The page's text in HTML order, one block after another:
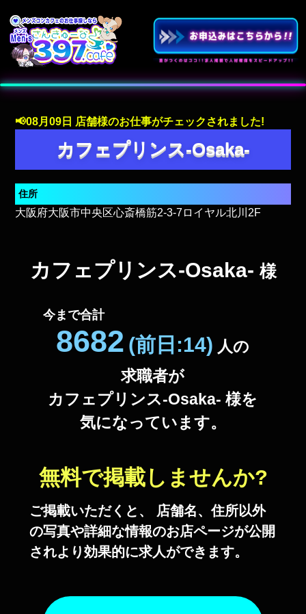
📢08月09日 店舗様のお仕事がチェックされました!
カフェプリンス-Osaka-
住所
大阪府大阪市中央区心斎橋筋2-3-7ロイヤル北川2F
カフェプリンス-Osaka- 様
今まで合計
8682 (前日:14) 人の
求職者が
カフェプリンス-Osaka- 様を
気になっています。
無料で掲載しませんか?
ご掲載いただくと、 店舗名、住所以外
の写真や詳細な情報のお店ページが公開
されより効果的に求人ができます。